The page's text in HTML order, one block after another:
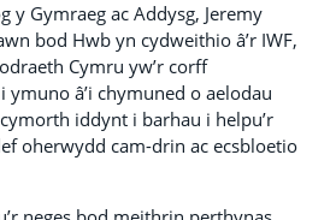
y Gymraeg ac Addysg, Jeremy
bod Hwb yn cydweithio â’r IWF,
Cymru yw’r corff
â’i chymuned o aelodau
iddynt i barhau i helpu’r
oherwydd cam-drin ac ecsbloetio